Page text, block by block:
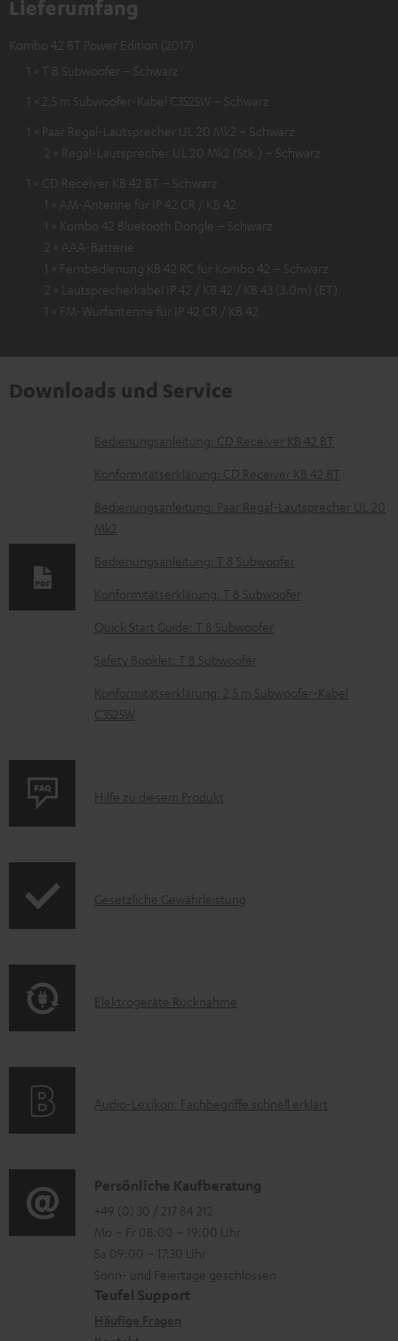
Lieferumfang
Kombo 42 BT Power Edition (2017)
1 × T 8 Subwoofer – Schwarz
1 × 2,5 m Subwoofer-Kabel C3525W – Schwarz
1 × Paar Regal-Lautsprecher UL 20 Mk2 – Schwarz
2 × Regal-Lautsprecher UL 20 Mk2 (Stk.) – Schwarz
1 × CD Receiver KB 42 BT – Schwarz
1 × AM-Antenne für IP 42 CR / KB 42
1 × Kombo 42 Bluetooth Dongle – Schwarz
2 × AAA-Batterie
1 × Fernbedienung KB 42 RC für Kombo 42 – Schwarz
2 × Lautsprecherkabel IP 42 / KB 42 / KB 43 (3.0m) (ET)
1 × FM-Wurfantenne für IP 42 CR / KB 42
Downloads und Service
D
o
u
e
n
t
e
u
t
a
Bedienungsanleitung: CD Receiver KB 42 BT
Konformitätserklärung: CD Receiver KB 42 BT
Bedienungsanleitung: Paar Regal-Lautsprecher UL 20
Mk2
Bedienungsanleitung: T 8 Subwoofer
Konformitätserklärung: T 8 Subwoofer
Quick Start Guide: T 8 Subwoofer
Safety Booklet: T 8 Subwoofer
Konformitätserklärung: 2,5 m Subwoofer-Kabel
C3525W
P
u
A
Hilfe zu diesem Produkt
I
r
i
e
n
z
u
r
Gesetzliche Gewährleistung
E
t
g
e
r
ä
t
Elektrogeräte Rücknahme
A
i
o
-
L
e
Audio-Lexikon: Fachbegriffe schnell erklärt
K
o
n
t
a
Persönliche Kaufberatung
+49 (0) 30 / 217 84 212
Mo – Fr 08:00 – 19:00 Uhr
Sa 09:00 – 17:30 Uhr
Sonn- und Feiertage geschlossen
Teufel Support